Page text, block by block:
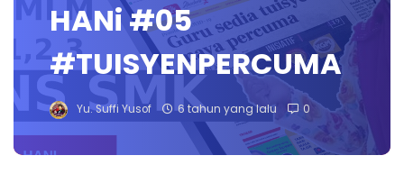
HANi #05
#TUISYENPERCUMA
Yu. Suffi Yusof 6 tahun yang lalu 0